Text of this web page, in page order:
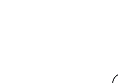
법률 조항